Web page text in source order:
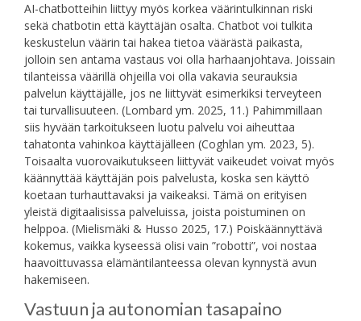
AI-chatbotteihin liittyy myös korkea väärintulkinnan riski
sekä chatbotin että käyttäjän osalta. Chatbot voi tulkita
keskustelun väärin tai hakea tietoa väärästä paikasta,
jolloin sen antama vastaus voi olla harhaanjohtava. Joissain
tilanteissa väärillä ohjeilla voi olla vakavia seurauksia
palvelun käyttäjälle, jos ne liittyvät esimerkiksi terveyteen
tai turvallisuuteen. (Lombard ym. 2025, 11.) Pahimmillaan
siis hyvään tarkoitukseen luotu palvelu voi aiheuttaa
tahatonta vahinkoa käyttäjälleen (Coghlan ym. 2023, 5).
Toisaalta vuorovaikutukseen liittyvät vaikeudet voivat myös
käännyttää käyttäjän pois palvelusta, koska sen käyttö
koetaan turhauttavaksi ja vaikeaksi. Tämä on erityisen
yleistä digitaalisissa palveluissa, joista poistuminen on
helppoa. (Mielismäki & Husso 2025, 17.) Poiskäännyttävä
kokemus, vaikka kyseessä olisi vain ”robotti”, voi nostaa
haavoittuvassa elämäntilanteessa olevan kynnystä avun
hakemiseen.
Vastuun ja autonomian tasapaino